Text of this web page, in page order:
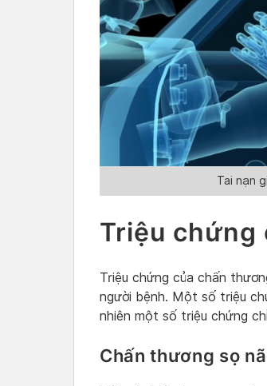
Tai nạn
Triệu chứng
Triệu chứng của chấn
người bệnh. Một số triệu
nhiên một số triệu chứng
Chấn thương sọ